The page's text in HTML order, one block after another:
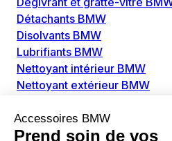
Détachants BMW
Disolvants BMW
Lubrifiants BMW
Nettoyant intérieur BMW
Nettoyant extérieur BMW
Alimentation Carburant BMW
Boitier papillon BMW